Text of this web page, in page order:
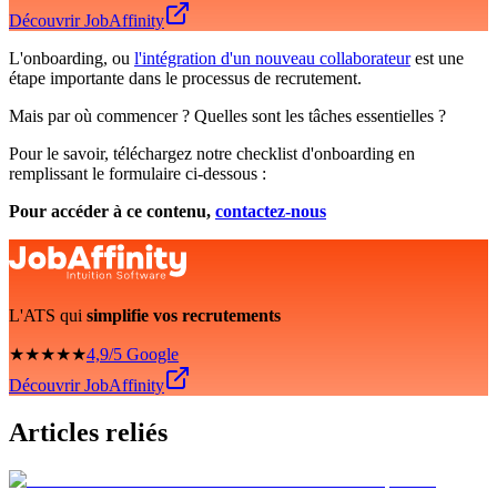
Découvrir JobAffinity
L'onboarding, ou l'intégration d'un nouveau collaborateurest une
étape importante dans le processus de recrutement.
Mais par où commencer ? Quelles sont les tâches essentielles ?
Pour le savoir, téléchargez notre checklist d'onboarding en
remplissant le formulaire ci-dessous :
Pour accéder à ce contenu, contactez-nous
L'ATS qui simplifie vos recrutements
★★★★★4,9/5 Google
Découvrir JobAffinity
Articles reliés